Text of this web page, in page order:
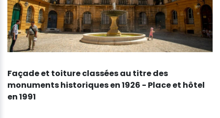
Façade et toiture classées au titre des
monuments historiques en 1926 - Place et hôtel
en 1991